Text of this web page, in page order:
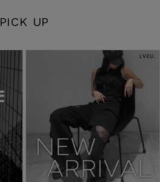
PICK UP